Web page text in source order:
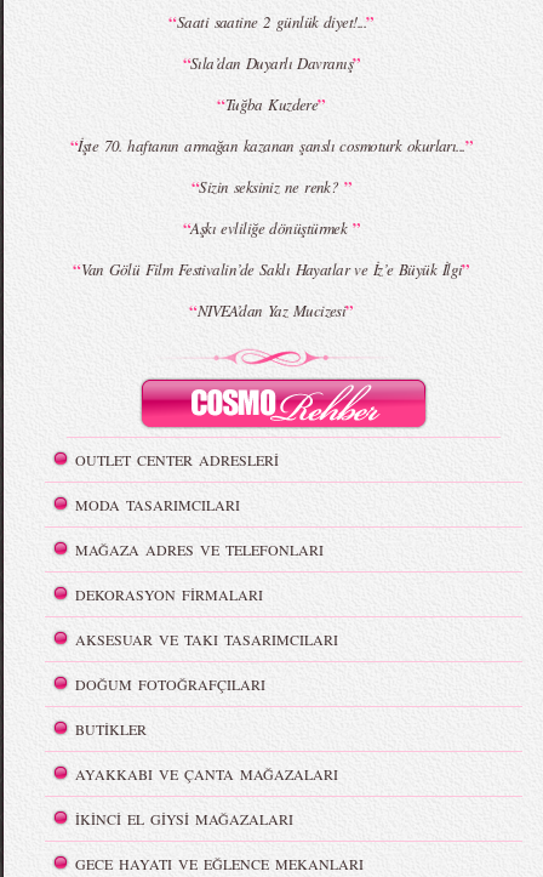
MBFWI - Giray Sepin 2015 Yaz Koleksiyonu MBFWI - Burçe Bekrek 2015 Yaz Koleksiyonu
“Saati saatine 2 günlük diyet!...”
“Sıla’dan Duyarlı Davranış”
“Tuğba Kuzdere”
“İşte 70. haftanın armağan kazanan şanslı cosmoturk okurları...”
“Sizin seksiniz ne renk? ”
“Aşkı evliliğe dönüştürmek ”
“Van Gölü Film Festivalin’de Saklı Hayatlar ve İz’e Büyük İlgi”
“NIVEA’dan Yaz Mucizesi”
OUTLET CENTER ADRESLERİ
MODA TASARIMCILARI
MAĞAZA ADRES VE TELEFONLARI
DEKORASYON FİRMALARI
AKSESUAR VE TAKI TASARIMCILARI
DOĞUM FOTOĞRAFÇILARI
BUTİKLER
AYAKKABI VE ÇANTA MAĞAZALARI
İKİNCİ EL GİYSİ MAĞAZALARI
GECE HAYATI VE EĞLENCE MEKANLARI